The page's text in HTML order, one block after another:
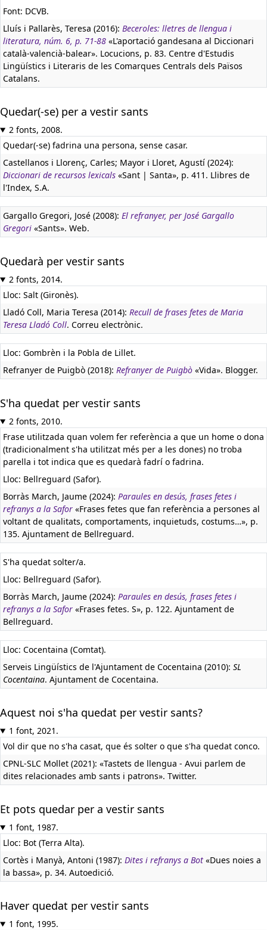
Font: DCVB.
Lluís i Pallarès, Teresa (2016): Beceroles: lletres de llengua i
literatura, núm. 6, p. 71-88 «L'aportació gandesana al Diccionari
català-valencià-balear». Locucions, p. 83. Centre d'Estudis
Lingüístics i Literaris de les Comarques Centrals dels Països
Catalans.
Quedar(-se) per a vestir sants
2 fonts, 2008.
Quedar(-se) fadrina una persona, sense casar.
Castellanos i Llorenç, Carles; Mayor i Lloret, Agustí (2024):
Diccionari de recursos lexicals «Sant | Santa», p. 411. Llibres de
l'Index, S.A.
Gargallo Gregori, José (2008): El refranyer, per José Gargallo
Gregori «Sants». Web.
Quedarà per vestir sants
2 fonts, 2014.
Lloc: Salt (Gironès).
Lladó Coll, Maria Teresa (2014): Recull de frases fetes de Maria
Teresa Lladó Coll. Correu electrònic.
Lloc: Gombrèn i la Pobla de Lillet.
Refranyer de Puigbò (2018): Refranyer de Puigbò «Vida». Blogger.
S'ha quedat per vestir sants
2 fonts, 2010.
Frase utilitzada quan volem fer referència a que un home o dona
(tradicionalment s'ha utilitzat més per a les dones) no troba
parella i tot indica que es quedarà fadrí o fadrina.
Lloc: Bellreguard (Safor).
Borràs March, Jaume (2024): Paraules en desús, frases fetes i
refranys a la Safor «Frases fetes que fan referència a persones al
voltant de qualitats, comportaments, inquietuds, costums…», p.
135. Ajuntament de Bellreguard.
S'ha quedat solter/a.
Lloc: Bellreguard (Safor).
Borràs March, Jaume (2024): Paraules en desús, frases fetes i
refranys a la Safor «Frases fetes. S», p. 122. Ajuntament de
Bellreguard.
Lloc: Cocentaina (Comtat).
Serveis Lingüístics de l'Ajuntament de Cocentaina (2010): SL
Cocentaina. Ajuntament de Cocentaina.
Aquest noi s'ha quedat per vestir sants?
1 font, 2021.
Vol dir que no s'ha casat, que és solter o que s'ha quedat conco.
CPNL-SLC Mollet (2021): «Tastets de llengua - Avui parlem de
dites relacionades amb sants i patrons». Twitter.
Et pots quedar per a vestir sants
1 font, 1987.
Lloc: Bot (Terra Alta).
Cortès i Manyà, Antoni (1987): Dites i refranys a Bot «Dues noies a
la bassa», p. 34. Autoedició.
Haver quedat per vestir sants
1 font, 1995.